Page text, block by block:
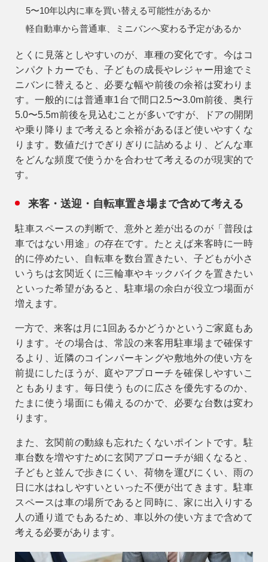
5〜10年以内に車を買い替える可能性があるか
軽自動車から普通車、ミニバンへ変わる予定があるか
とくに見落としやすいのが、車種の変化です。今はコ
ンパクトカーでも、子どもの成長やレジャー用途でミ
ニバンに替えると、必要な幅や前後の余裕は変わりま
す。一般的には普通車1台で間口2.5〜3.0m前後、奥行
5.0〜5.5m前後を見込むことが多いですが、ドアの開閉
や乗り降りまで考えると余裕があるほど使いやすくな
ります。数値だけでぎりぎりに詰めるより、どんな車
をどんな頻度で使うかを合わせて考えるのが現実的で
す。
来客・送迎・自転車置き場まで含めて考える
駐車スペースの判断で、意外と差が出るのが「普段は
車ではない用途」の存在です。たとえば来客時に一時
的に停めたい、自転車を数台置きたい、子どもが小さ
いうちは玄関近くに三輪車やキックバイクを置きたい
といった希望があると、駐車場の余白が役立つ場面が
増えます。
一方で、来客は月に1回あるかどうかというご家庭もあ
ります。その場合は、常設の来客用駐車場まで確保す
るより、近隣のコインパーキングや敷地外の使い方を
前提にしたほうが、庭やアプローチを確保しやすいこ
ともあります。毎日使うものに広さを優先するのか、
たまに使う場面にも備えるのかで、必要な台数は変わ
ります。
また、玄関前の動線も忘れたくないポイントです。駐
車台数を増やすために玄関アプローチが細くなると、
子どもと並んで歩きにくい、荷物を運びにくい、雨の
日に水はねしやすいといった不便が出てきます。駐車
スペースは車の場所であると同時に、家に出入りする
人の通り道でもあるため、車以外の使い方まで含めて
考える必要があります。